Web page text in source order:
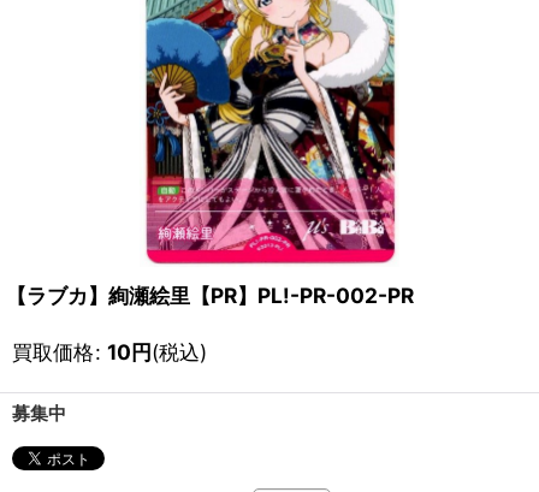
【ラブカ】絢瀬絵里【PR】PL!-PR-002-PR
買取価格: 10円(税込)
募集中